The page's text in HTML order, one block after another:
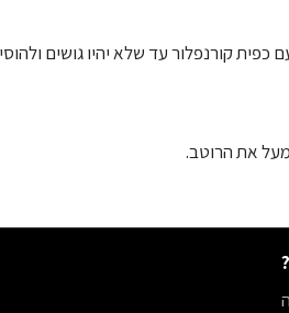
1/2 כוס יין לבן עם כפית קורנפלור עד שלא יהיו
את הרוטב.